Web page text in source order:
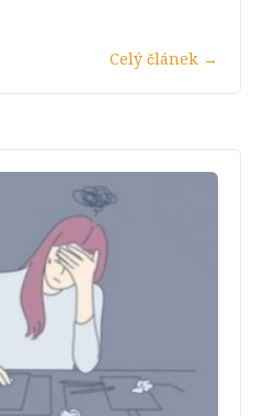
Celý článek →